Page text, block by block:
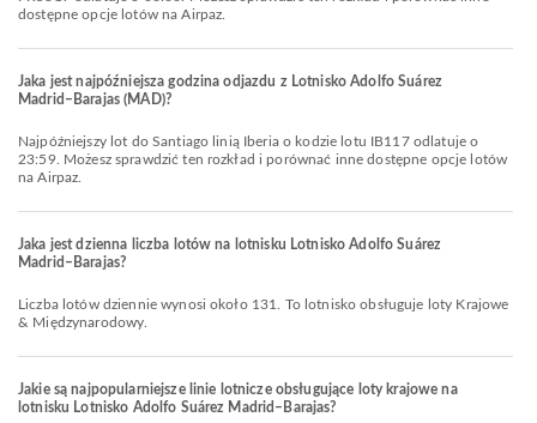
dostępne opcje lotów na Airpaz.
Jaka jest najpóźniejsza godzina odjazdu z Lotnisko Adolfo Suárez
Madrid–Barajas (MAD)?
Najpóźniejszy lot do Santiago linią Iberia o kodzie lotu IB117 odlatuje o
23:59. Możesz sprawdzić ten rozkład i porównać inne dostępne opcje lotów
na Airpaz.
Jaka jest dzienna liczba lotów na lotnisku Lotnisko Adolfo Suárez
Madrid–Barajas?
Liczba lotów dziennie wynosi około 131. To lotnisko obsługuje loty Krajowe
& Międzynarodowy.
Jakie są najpopularniejsze linie lotnicze obsługujące loty krajowe na
lotnisku Lotnisko Adolfo Suárez Madrid–Barajas?